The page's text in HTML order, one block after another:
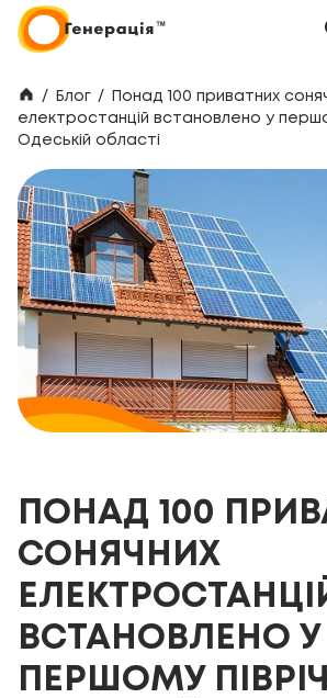
/ Блог /
Понад 100 приватних
електростанцій встановлено у
Одеській області
ПОНАД 100
СОНЯЧНИХ
ВСТАНОВЛЕНО У
ПЕРШОМУ